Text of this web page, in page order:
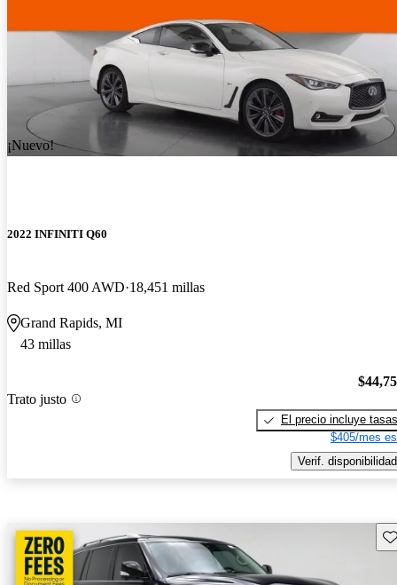
¡Nuevo!
2022 INFINITI Q60
Red Sport 400 AWD 18,451 millas
Grand Rapids, MI
43 millas
Trato justo
El precio incluye tasas
$405/mes
Verif. disponibilidad